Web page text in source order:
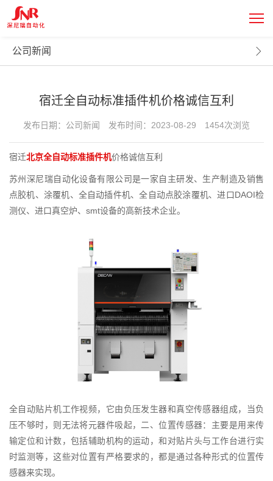
公司新闻
宿迁全自动标准插件机价格诚信互利
发布日期：公司新闻 发布时间：2023-08-29 1454次浏览
宿迁北京全自动标准插件机价格诚信互利
苏州深尼瑞自动化设备有限公司是一家自主研发、生产制造及销售
点胶机、涂覆机、全自动插件机、全自动点胶涂覆机、进口DAOI检
测仪、进口真空炉、smt设备的高新技术企业。
全自动贴片机工作视频，它由负压发生器和真空传感器组成，当负
压不够时，则无法将元器件吸起，二、位置传感器：主要是用来传
输定位和计数，包括辅助机构的运动，和对贴片头与工作台进行实
时监测等，这些对位置有严格要求的，都是通过各种形式的位置传
感器来实现。